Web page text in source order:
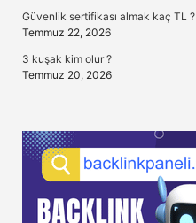
Güvenlik sertifikası almak kaç TL ?
Temmuz 22, 2026
3 kuşak kim olur ?
Temmuz 20, 2026